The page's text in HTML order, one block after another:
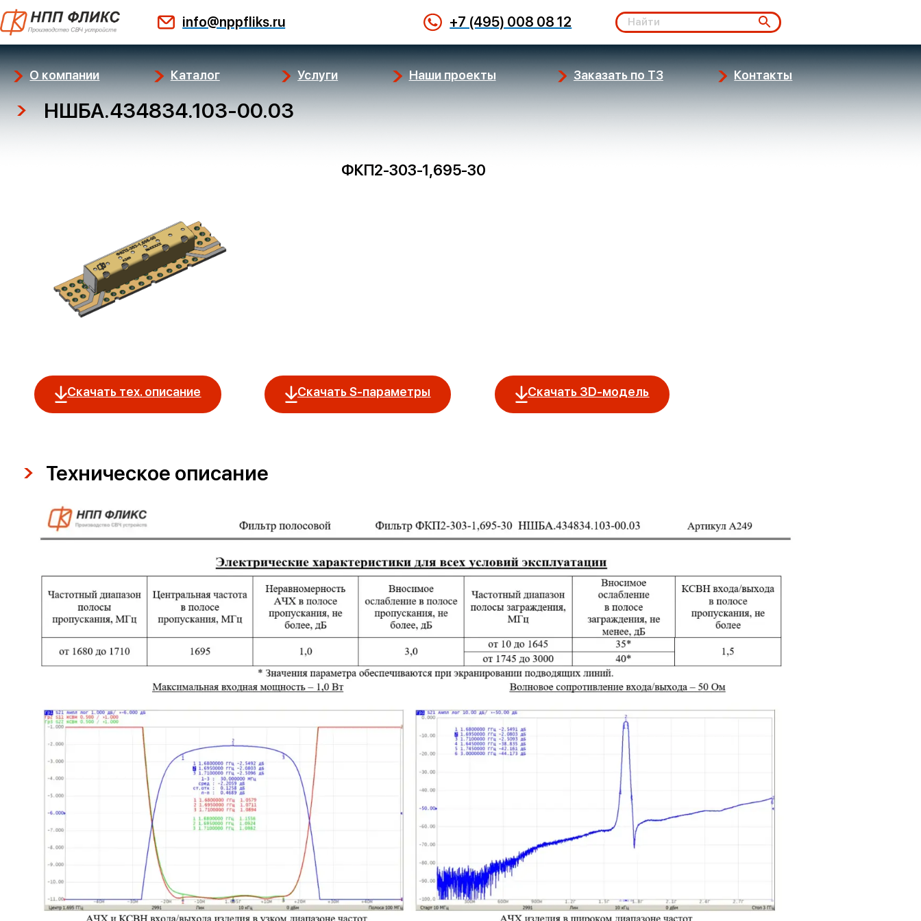
Перейти
к
содержимому
info@nppfliks.ru +7 (495) 008 08 12
О компании Каталог Услуги Наши проекты Заказать по ТЗ Контакты
НШБА.434834.103-00.03
ФКП2-303-1,695-30
Скачать тех. описание Скачать S-параметры Скачать 3D-модель
Техническое описание